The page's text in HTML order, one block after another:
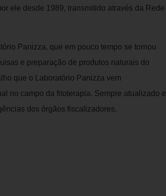
ele desde 1989, transmitido através da Rede
Panizza, que em pouco tempo se tornou
e preparação de produtos naturais do
que o Laboratório Panizza vem
no campo da fitoterapia. Sempre atualizado e
dos órgãos fiscalizadores.